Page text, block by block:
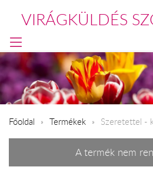
VIRÁGKÜLDÉS
Főoldal Termékek Szeretettel -
A termék nem